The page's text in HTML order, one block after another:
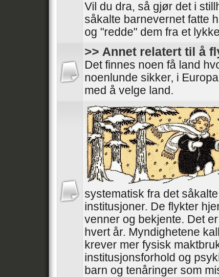
Vil du dra, så gjør det i
såkalte barnevernet fatte
og "redde" dem fra et
>> Annet relatert til å
Det finnes noen få land
noenlunde sikker, i
med å velge land.
systematisk fra det
institusjoner. De flykter
venner og bekjente. Det
hvert år. Myndighetene
krever mer fysisk
institusjonsforhold og
barn og tenåringer som